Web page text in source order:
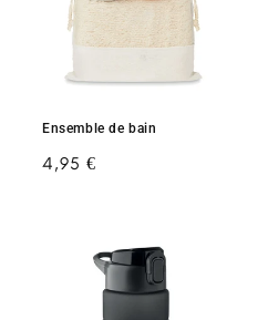
Ensemble de bain
Prix
4,95 €